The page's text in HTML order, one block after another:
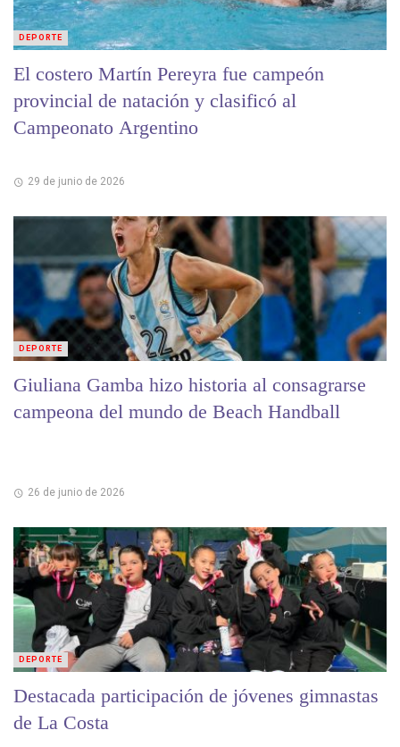
El costero Martín Pereyra fue campeón
provincial de natación y clasificó al
Campeonato Argentino
29 de junio de 2026
DEPORTE
Giuliana Gamba hizo historia al consagrarse
campeona del mundo de Beach Handball
26 de junio de 2026
DEPORTE
Destacada participación de jóvenes gimnastas
de La Costa
DEPORTE